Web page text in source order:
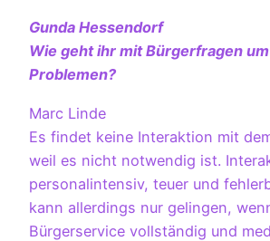
Gunda Hessendorf
Wie geht ihr mit Bürgerfragen
Problemen?
Marc Linde
Es findet keine Interaktion mit
weil es nicht notwendig ist.
personalintensiv, teuer und
kann allerdings nur gelingen,
Bürgerservice vollständig und